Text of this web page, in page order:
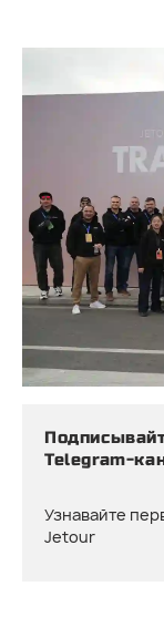
Telegram-
Узнавайте
Jetour